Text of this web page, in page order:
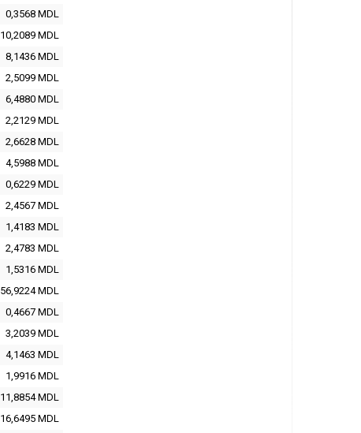
0,3568 MDL
10,2089 MDL
8,1436 MDL
2,5099 MDL
6,4880 MDL
2,2129 MDL
2,6628 MDL
4,5988 MDL
0,6229 MDL
2,4567 MDL
1,4183 MDL
2,4783 MDL
1,5316 MDL
56,9224 MDL
0,4667 MDL
3,2039 MDL
4,1463 MDL
1,9916 MDL
11,8854 MDL
16,6495 MDL